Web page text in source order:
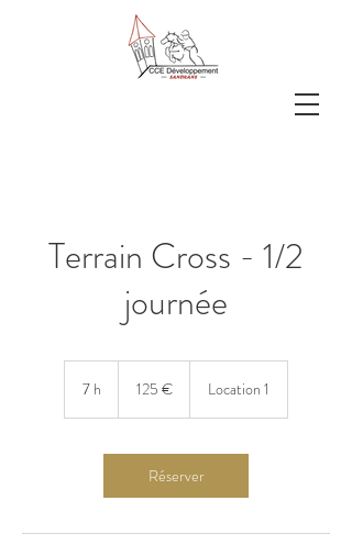
Terrain Cross - 1/2
journée
7 h 125 € Location 1
Réserver